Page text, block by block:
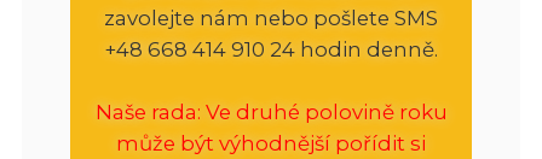
zavolejte nám nebo pošlete SMS
+48 668 414 910 24 hodin denně.
Naše rada: Ve druhé polovině roku
může být výhodnější pořídit si